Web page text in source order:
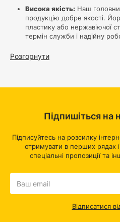
Висока якість: Наш
продукцію добре якості.
пластику або нержавіючої
термін служби і надійну
чистота. Наші йоржики
нержавіючої сталі – кожен
Легка заміна головки : Ми
Наші йоржики оснащені
дозволяє вам економити
Перевага:
міцного пластику або з
Розгорнути
Підпишіться на
Підписуйтесь на розсилку
отримувати в перших рядах
спеціальні пропозиції та
Відписатися